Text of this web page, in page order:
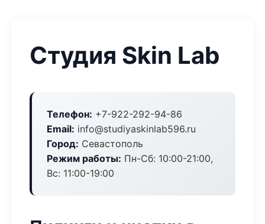
Студия Skin Lab
Телефон: +7-922-292-94-86
Email: info@studiyaskinlab596.ru
Город: Севастополь
Режим работы: Пн-Сб: 10:00-21:00,
Вс: 11:00-19:00